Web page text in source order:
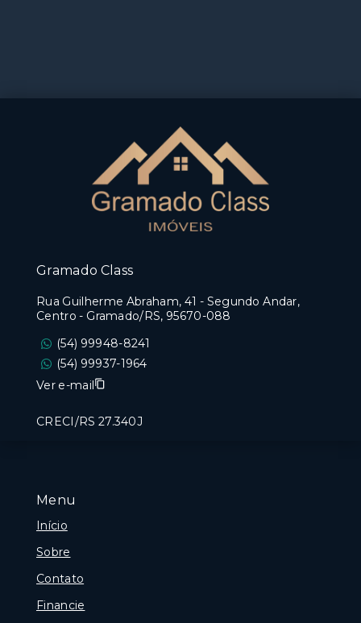
Menu
Início
Sobre
Contato
Financie
Gramado Class
Rua Guilherme Abraham, 41 - Segundo Andar,
Centro - Gramado/RS, 95670-088
(54) 99948-8241
(54) 99937-1964
Ver e-mail
CRECI/RS 27.340J